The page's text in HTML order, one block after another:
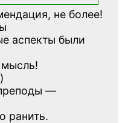
не более!
аспекты были
—
ранить.